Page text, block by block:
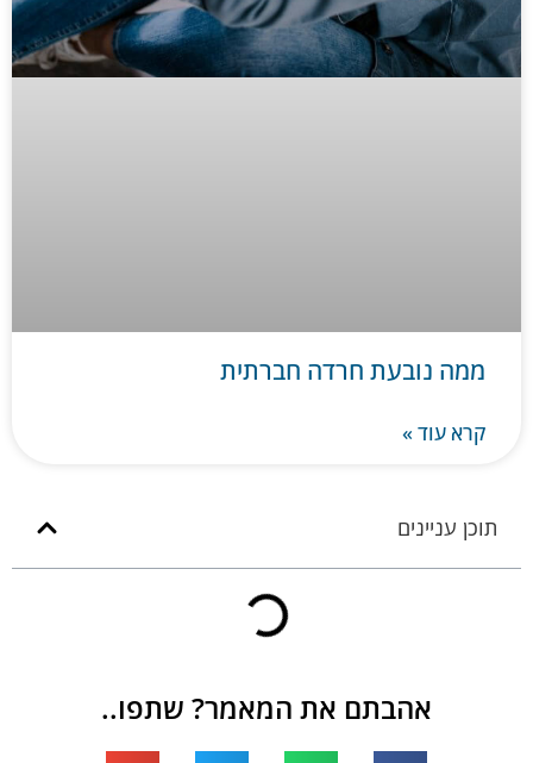
ממה נובעת חרדה חברתית
קרא עוד »
תוכן עניינים
אהבתם את המאמר? שתפו..